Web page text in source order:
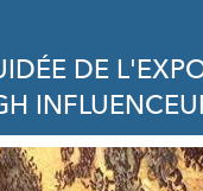
DE